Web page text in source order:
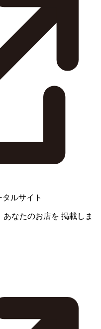
ルサイト
あなたのお店を 掲載しま